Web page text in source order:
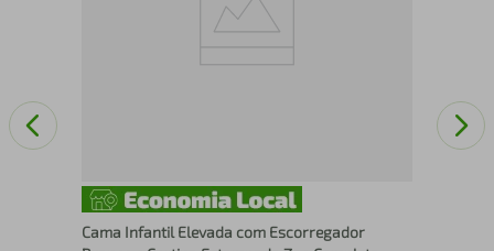
Cama Infantil Elevada com Escorregador